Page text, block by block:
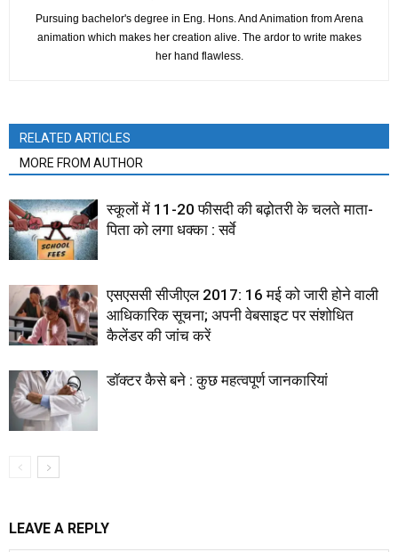
Pursuing bachelor's degree in Eng. Hons. And Animation from Arena
animation which makes her creation alive. The ardor to write makes
her hand flawless.
RELATED ARTICLES
MORE FROM AUTHOR
स्कूलों में 11-20 फीसदी की बढ़ोतरी के चलते माता-
पिता को लगा धक्का : सर्वे
एसएससी सीजीएल 2017: 16 मई को जारी होने वाली
आधिकारिक सूचना; अपनी वेबसाइट पर संशोधित
कैलेंडर की जांच करें
डॉक्टर कैसे बने : कुछ महत्वपूर्ण जानकारियां
LEAVE A REPLY